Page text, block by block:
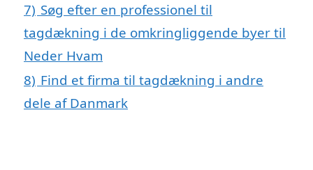
7) Søg efter en professionel til
tagdækning i de omkringliggende byer til
Neder Hvam
8) Find et firma til tagdækning i andre
dele af Danmark